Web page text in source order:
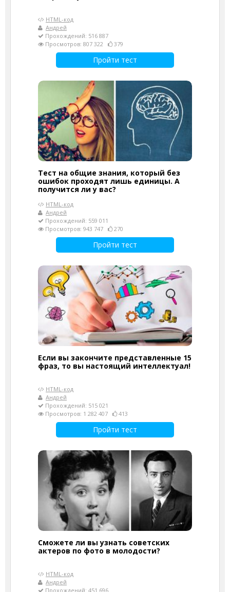
HTML-код
Андрей
Прохождений: 516 887
Просмотров: 807 322
379
Пройти тест
Тест на общие знания, который без
ошибок проходят лишь единицы. А
получится ли у вас?
HTML-код
Андрей
Прохождений: 559 011
Просмотров: 943 747
270
Пройти тест
Если вы закончите представленные 15
фраз, то вы настоящий интеллектуал!
HTML-код
Андрей
Прохождений: 515 021
Просмотров: 1 282 407
413
Пройти тест
Сможете ли вы узнать советских
актеров по фото в молодости?
HTML-код
Андрей
Прохождений: 451 696